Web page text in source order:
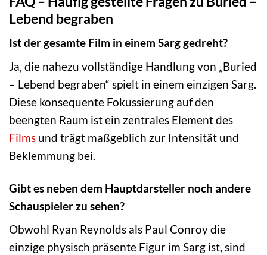
Lebend begraben
Ist der gesamte Film in einem Sarg gedreht?
Ja, die nahezu vollständige Handlung von „Buried
– Lebend begraben“ spielt in einem einzigen Sarg.
Diese konsequente Fokussierung auf den
beengten Raum ist ein zentrales Element des
Films und trägt maßgeblich zur Intensität und
Beklemmung bei.
Gibt es neben dem Hauptdarsteller noch andere
Schauspieler zu sehen?
Obwohl Ryan Reynolds als Paul Conroy die
einzige physisch präsente Figur im Sarg ist, sind